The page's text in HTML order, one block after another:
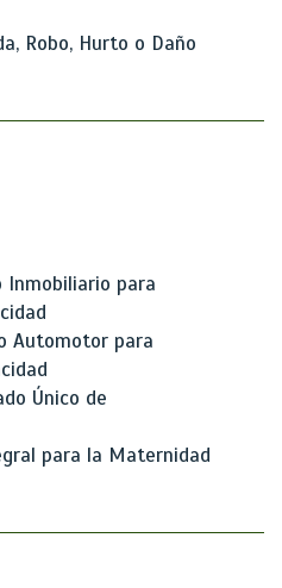
Robo, Hurto o Daño
Inmobiliario para
Automotor para
Único de
para la Maternidad